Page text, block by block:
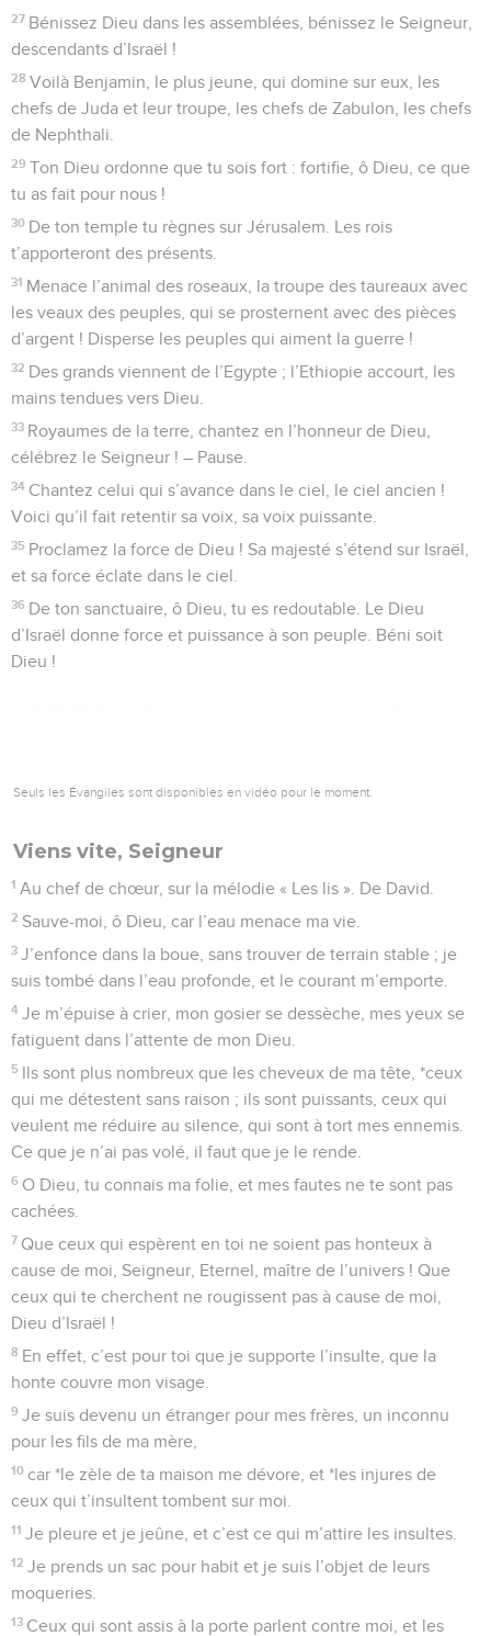
27 Bénissez Dieu dans les assemblées, bénissez le Seigneur,
descendants d’Israël !
28 Voilà Benjamin, le plus jeune, qui domine sur eux, les
chefs de Juda et leur troupe, les chefs de Zabulon, les chefs
de Nephthali.
29 Ton Dieu ordonne que tu sois fort : fortifie, ô Dieu, ce que
tu as fait pour nous !
30 De ton temple tu règnes sur Jérusalem. Les rois
t’apporteront des présents.
31 Menace l’animal des roseaux, la troupe des taureaux avec
les veaux des peuples, qui se prosternent avec des pièces
d’argent ! Disperse les peuples qui aiment la guerre !
32 Des grands viennent de l’Egypte ; l’Ethiopie accourt, les
mains tendues vers Dieu.
33 Royaumes de la terre, chantez en l’honneur de Dieu,
célébrez le Seigneur ! – Pause.
34 Chantez celui qui s’avance dans le ciel, le ciel ancien !
Voici qu’il fait retentir sa voix, sa voix puissante.
35 Proclamez la force de Dieu ! Sa majesté s’étend sur Israël,
et sa force éclate dans le ciel.
36 De ton sanctuaire, ô Dieu, tu es redoutable. Le Dieu
d’Israël donne force et puissance à son peuple. Béni soit
Dieu !
Seuls les Évangiles sont disponibles en vidéo pour le moment.
Viens vite, Seigneur
1 Au chef de chœur, sur la mélodie « Les lis ». De David.
2 Sauve-moi, ô Dieu, car l’eau menace ma vie.
3 J’enfonce dans la boue, sans trouver de terrain stable ; je
suis tombé dans l’eau profonde, et le courant m’emporte.
4 Je m’épuise à crier, mon gosier se dessèche, mes yeux se
fatiguent dans l’attente de mon Dieu.
5 Ils sont plus nombreux que les cheveux de ma tête, *ceux
qui me détestent sans raison ; ils sont puissants, ceux qui
veulent me réduire au silence, qui sont à tort mes ennemis.
Ce que je n’ai pas volé, il faut que je le rende.
6 O Dieu, tu connais ma folie, et mes fautes ne te sont pas
cachées.
7 Que ceux qui espèrent en toi ne soient pas honteux à
cause de moi, Seigneur, Eternel, maître de l’univers ! Que
ceux qui te cherchent ne rougissent pas à cause de moi,
Dieu d’Israël !
8 En effet, c’est pour toi que je supporte l’insulte, que la
honte couvre mon visage.
9 Je suis devenu un étranger pour mes frères, un inconnu
pour les fils de ma mère,
10 car *le zèle de ta maison me dévore, et *les injures de
ceux qui t’insultent tombent sur moi.
11 Je pleure et je jeûne, et c’est ce qui m’attire les insultes.
12 Je prends un sac pour habit et je suis l’objet de leurs
moqueries.
13 Ceux qui sont assis à la porte parlent contre moi, et les